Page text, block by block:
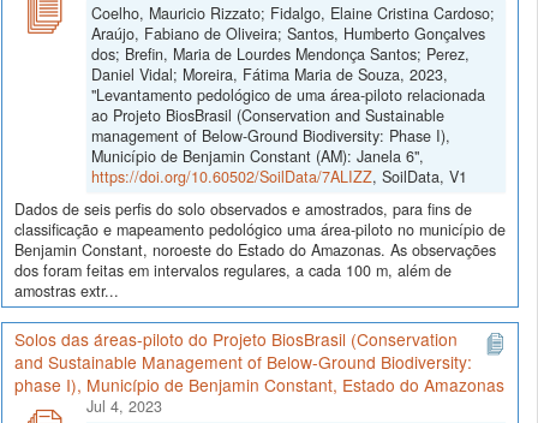
Coelho, Mauricio Rizzato; Fidalgo, Elaine Cristina Cardoso;
Araújo, Fabiano de Oliveira; Santos, Humberto Gonçalves
dos; Brefin, Maria de Lourdes Mendonça Santos; Perez,
Daniel Vidal; Moreira, Fátima Maria de Souza, 2023,
"Levantamento pedológico de uma área-piloto relacionada
ao Projeto BiosBrasil (Conservation and Sustainable
management of Below-Ground Biodiversity: Phase I),
Município de Benjamin Constant (AM): Janela 6",
https://doi.org/10.60502/SoilData/7ALIZZ, SoilData, V1
Dados de seis perfis do solo observados e amostrados, para fins de
classificação e mapeamento pedológico uma área-piloto no município de
Benjamin Constant, noroeste do Estado do Amazonas. As observações
dos foram feitas em intervalos regulares, a cada 100 m, além de
amostras extr...
Solos das áreas-piloto do Projeto BiosBrasil (Conservation
and Sustainable Management of Below-Ground Biodiversity:
phase I), Município de Benjamin Constant, Estado do Amazonas
Jul 4, 2023